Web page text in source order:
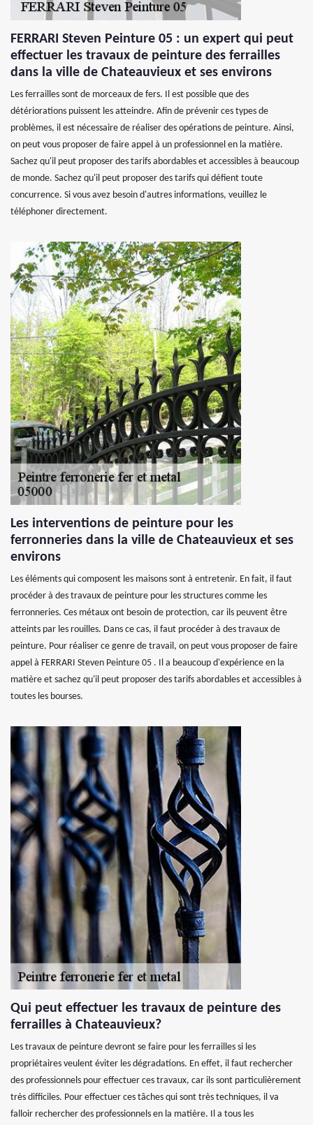
FERRARI Steven Peinture 05 : un expert qui peut
effectuer les travaux de peinture des ferrailles
dans la ville de Chateauvieux et ses environs
Les ferrailles sont de morceaux de fers. Il est possible que des
détériorations puissent les atteindre. Afin de prévenir ces types de
problèmes, il est nécessaire de réaliser des opérations de peinture. Ainsi,
on peut vous proposer de faire appel à un professionnel en la matière.
Sachez qu'il peut proposer des tarifs abordables et accessibles à beaucoup
de monde. Sachez qu'il peut proposer des tarifs qui défient toute
concurrence. Si vous avez besoin d'autres informations, veuillez le
téléphoner directement.
Les interventions de peinture pour les
ferronneries dans la ville de Chateauvieux et ses
environs
Les éléments qui composent les maisons sont à entretenir. En fait, il faut
procéder à des travaux de peinture pour les structures comme les
ferronneries. Ces métaux ont besoin de protection, car ils peuvent être
atteints par les rouilles. Dans ce cas, il faut procéder à des travaux de
peinture. Pour réaliser ce genre de travail, on peut vous proposer de faire
appel à FERRARI Steven Peinture 05 . Il a beaucoup d'expérience en la
matière et sachez qu'il peut proposer des tarifs abordables et accessibles à
toutes les bourses.
Qui peut effectuer les travaux de peinture des
ferrailles à Chateauvieux?
Les travaux de peinture devront se faire pour les ferrailles si les
propriétaires veulent éviter les dégradations. En effet, il faut rechercher
des professionnels pour effectuer ces travaux, car ils sont particulièrement
très difficiles. Pour effectuer ces tâches qui sont très techniques, il va
falloir rechercher des professionnels en la matière. Il a tous les